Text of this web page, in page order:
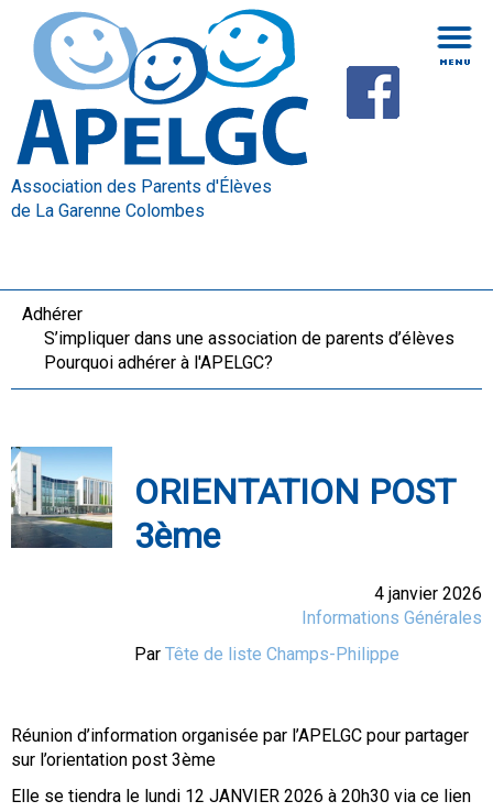
Association des Parents d'Élèves
de La Garenne Colombes
Adhérer
S’impliquer dans une association de parents d’élèves
Pourquoi adhérer à l'APELGC?
ORIENTATION POST
3ème
4 janvier 2026
Informations Générales
Par Tête de liste Champs-Philippe
Réunion d’information organisée par l’APELGC pour partager
sur l’orientation post 3ème
Elle se tiendra le lundi 12 JANVIER 2026 à 20h30 via ce lien